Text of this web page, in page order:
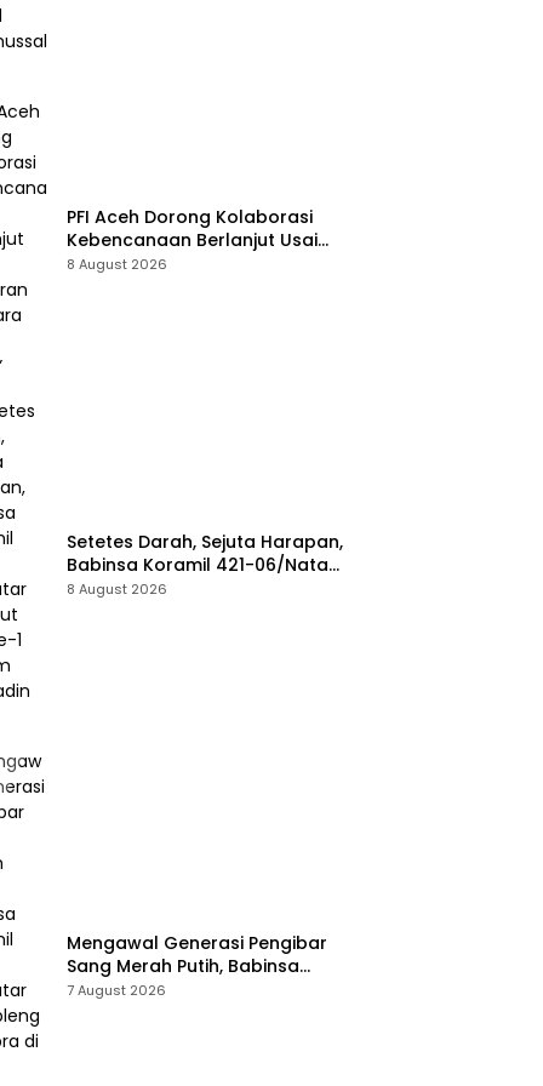
PFI Aceh Dorong Kolaborasi
Kebencanaan Berlanjut Usai
Pameran “Prahara Pulau Emas”
8 August 2026
Setetes Darah, Sejuta Harapan,
Babinsa Koramil 421-06/Natar
Sambut HUT ke-1 Kodam
8 August 2026
Mengawal Generasi Pengibar
Sang Merah Putih, Babinsa
Koramil 421-06/Natar
7 August 2026